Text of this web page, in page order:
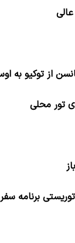
از توکیو به
تور محلی
برنامه سفر